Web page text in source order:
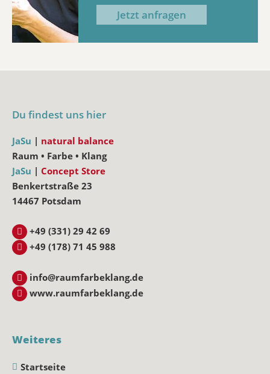
Jetzt anfragen
Du findest uns hier
JaSu | natural balance
Raum • Farbe • Klang
JaSu | Concept Store
Benkertstraße 23
14467 Potsdam
+49 (331) 29 42 69
+49 (178) 71 45 988
info@raumfarbeklang.de
www.raumfarbeklang.de
Weiteres
Startseite